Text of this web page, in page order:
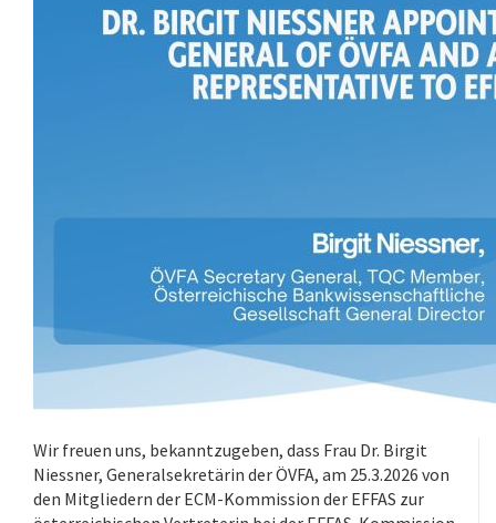
Wir freuen uns, bekanntzugeben, dass Frau Dr. Birgit
Niessner, Generalsekretärin der ÖVFA, am 25.3.2026 von
den Mitgliedern der ECM-Kommission der EFFAS zur